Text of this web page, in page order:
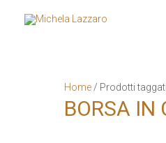
Home / Prodotti
BORSA IN